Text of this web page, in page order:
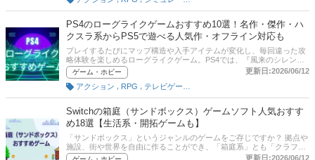
「のんびり探索したい」「自由に寄り道したい」「やり込みたい」と
いった遊び方に合わせて選べるのも人気の理由です。この記事では、
PS4で遊べる人気オープンワールドゲームをランキング形式で紹介。
定番の名作から隠れた名作まで、プレイスタイル別におすすめソフト
を厳選しています。初心者向けの選び方やオンライン対応作品も解説
しているので、PS4ソフト選びに迷っている方はぜひ参考にしてくだ
さい。記事後半には、比較一覧表、通販サイトの売れ筋人気ランキン
グもあるので、口コミや評判もチェックしてみてください。
PS4のローグライクゲームおすすめ10選！名作・傑作・ハ
クスラ系からPS5で遊べる人気作・オフライン対応も
プレイするたびにマップ構造や入手アイテムが変化し、毎回違った攻
略体験を楽しめるローグライクゲーム。PS4では、『風来のシレン』
や『トルネコの大冒険』のようなダンジョンRPG系から、アクション
性の高いローグライト作品、ハクスラ要素の強い中毒性抜群のタイト
ルまで数多く発売されています。「PS4で面白いローグライクを探し
ている」「オフラインでもできるゲームが欲しい」「PS5でも遊べる
トルネコみたいなゲームは？」と気になっている方も多いのではない
でしょうか。本記事では、PS4で遊べるローグライクゲームのおすす
め作品を厳選して紹介。ローグライクとはどんなジャンルなのか、ロ
ーグライトとの違い、初心者向けの選び方までわかりやすく解説しま
す。記事後半では、通販サイトの人気ランキングや口コミ評価も掲載
しているので、購入前の比較にもぜひ役立ててください。
ゲーム・ホビー
更新日:2026/06/12
アクション
RPG
Switchの箱庭（サンドボックス）ゲームソフト人気おすす
め18選【生活系・開拓ゲームも】
「サンドボックス」というジャンルのゲームをご存じですか？ 拠点や
施設、街や世界を自由に作ることができ、「箱庭系」とも「クラフト
系」とも言われています。コツコツと時間をかけてプレイしたい人に
更新日:2026/06/12